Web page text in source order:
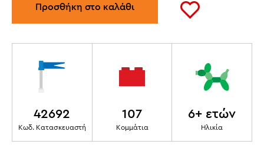
Προσθήκη στο καλάθι
42692
Κωδ. Κατασκευαστή
107
Κομμάτια
6+ ετών
Ηλικία